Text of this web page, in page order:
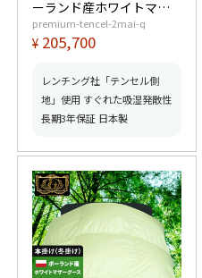
ーランド産ホワイトマザ
ーグースダウン95%
(440dp以上) 合掛1.3kg、
アムゴールド取得】【グ
ッドふとんマーク取得】
premium-tencel-2mai-q
¥ 205,700
レンチング社「テンセル側
地」使用 すぐれた吸湿発散性
長期3年保証 日本製